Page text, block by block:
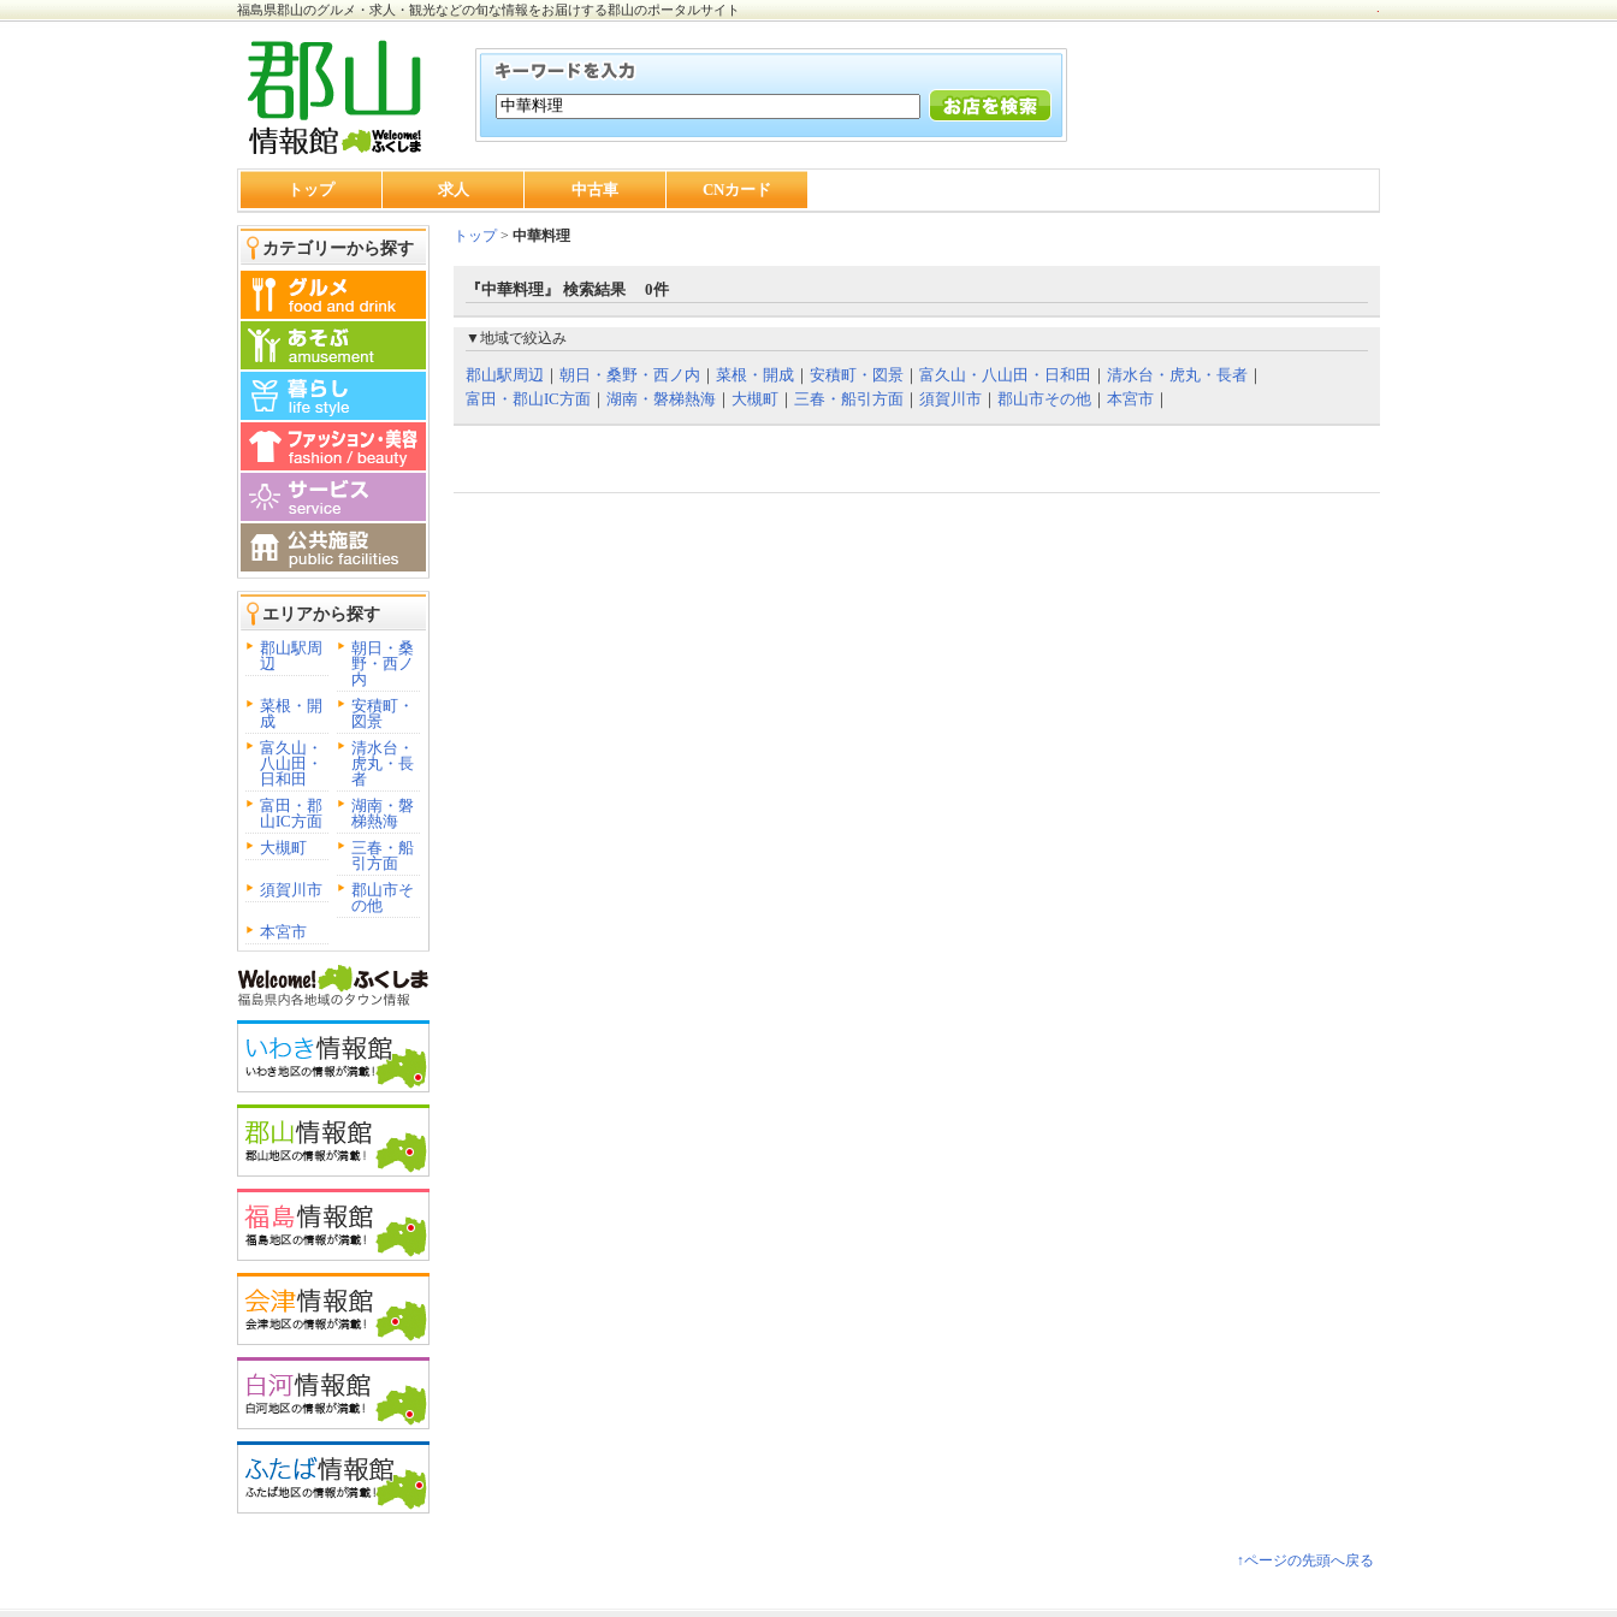
福島県郡山のグルメ・求人・観光などの旬な情報をお届けする郡山のポータルサイト
トップ 求人 中古車 CNカード
カテゴリーから探す
エリアから探す
郡山駅周
辺
朝日・桑
野・西ノ
内
菜根・開
成
安積町・
図景
富久山・
八山田・
日和田
清水台・
虎丸・長
者
富田・郡
山IC方面
湖南・磐
梯熱海
大槻町
三春・船
引方面
須賀川市
郡山市そ
の他
本宮市
トップ> 中華料理
『中華料理』 検索結果 0件
▼地域で絞込み
郡山駅周辺 ｜ 朝日・桑野・西ノ内 ｜ 菜根・開成 ｜ 安積町・図景 ｜ 富久山・八山田・日和田 ｜ 清水台・虎丸・長者 ｜
富田・郡山IC方面 ｜ 湖南・磐梯熱海 ｜ 大槻町 ｜ 三春・船引方面 ｜ 須賀川市 ｜ 郡山市その他 ｜ 本宮市 ｜
↑ページの先頭へ戻る